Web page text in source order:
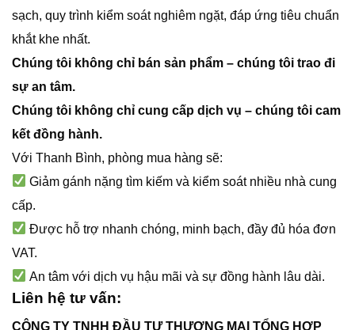
sạch, quy trình kiểm soát nghiêm ngặt, đáp ứng tiêu chuẩn
khắt khe nhất.
Chúng tôi không chỉ bán sản phẩm – chúng tôi trao đi
sự an tâm.
Chúng tôi không chỉ cung cấp dịch vụ – chúng tôi cam
kết đồng hành.
Với Thanh Bình, phòng mua hàng sẽ:
Giảm gánh nặng tìm kiếm và kiểm soát nhiều nhà cung
cấp.
Được hỗ trợ nhanh chóng, minh bạch, đầy đủ hóa đơn
VAT.
An tâm với dịch vụ hậu mãi và sự đồng hành lâu dài.
Liên hệ tư vấn:
CÔNG TY TNHH ĐẦU TƯ THƯƠNG MẠI TỔNG HỢP